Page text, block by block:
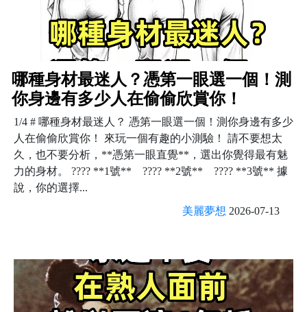
哪種身材最迷人？憑第一眼選一個！測
你身邊有多少人在偷偷欣賞你！
1/4 # 哪種身材最迷人？ 憑第一眼選一個！測你身邊有多少
人在偷偷欣賞你！ 來玩一個有趣的小測驗！ 請不要想太
久，也不要分析，**憑第一眼直覺**，選出你覺得最有魅
力的身材。 ???? **1號** ???? **2號** ???? **3號** 據
說，你的選擇...
美麗夢想 2026-07-13